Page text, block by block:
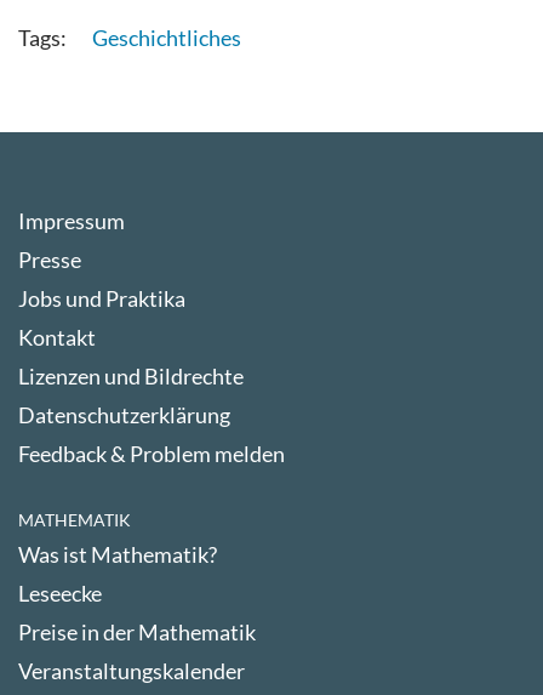
Geschichtliches
Impressum
Presse
Jobs und Praktika
Kontakt
Lizenzen und Bildrechte
Datenschutzerklärung
Feedback & Problem melden
MATHEMATIK
Was ist Mathematik?
Leseecke
Preise in der Mathematik
Veranstaltungskalender